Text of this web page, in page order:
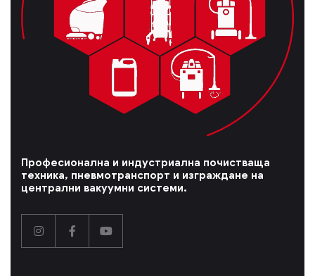
Професионална и индустриална почистваща
техника, пневмотранспорт и изграждане на
централни вакуумни системи.